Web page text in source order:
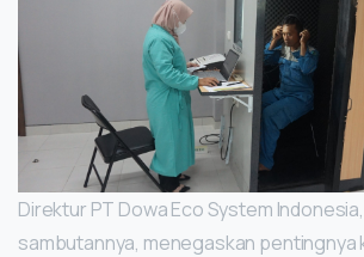
Direktur PT Dowa Eco System
sambutannya, menegaskan pentingnya